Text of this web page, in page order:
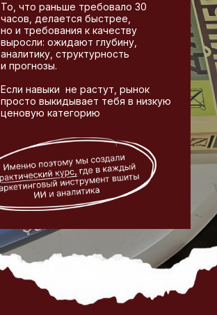
То, что раньше требовало 30
часов, делается быстрее,
но и требования к качеству
выросли: ожидают глубину,
аналитику, структурность
и прогнозы.
Если навыки не растут, рынок
просто выкидывает тебя в низкую
ценовую категорию